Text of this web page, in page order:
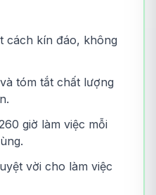
cách kín đáo, không
tóm tắt chất lượng
giờ làm việc mỗi
vời cho làm việc